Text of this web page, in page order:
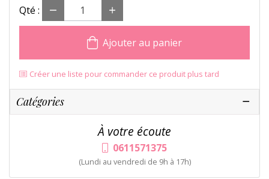
Qté :
Ajouter au panier
Créer une liste pour commander ce produit plus tard
Catégories
À votre écoute
0611571375
(Lundi au vendredi de 9h à 17h)